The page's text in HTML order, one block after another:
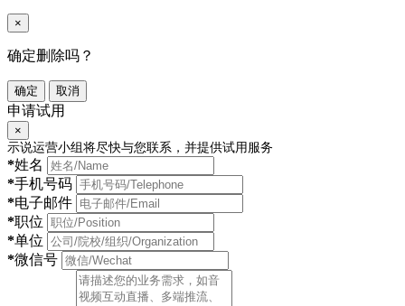
×
确定删除吗？
确定 取消
申请试用
×
示说运营小组将尽快与您联系，并提供试用服务
*姓名
*手机号码
*电子邮件
*职位
*单位
*微信号